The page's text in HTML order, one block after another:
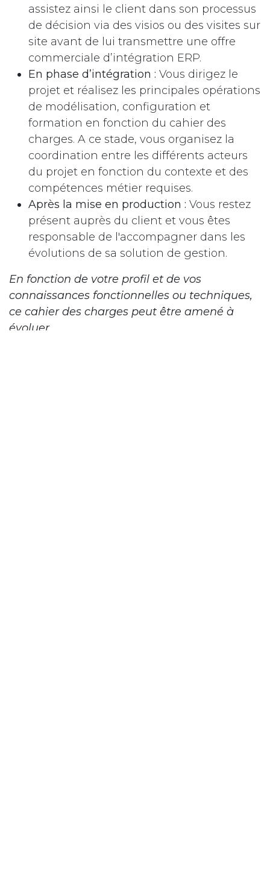
assistez ainsi le client dans son processus
de décision via des visios ou des visites sur
site avant de lui transmettre une offre
commerciale d’intégration ERP.
En phase d’intégration : Vous dirigez le
projet et réalisez les principales opérations
de modélisation, configuration et
formation en fonction du cahier des
charges. A ce stade, vous organisez la
coordination entre les différents acteurs
du projet en fonction du contexte et des
compétences métier requises.
Après la mise en production : Vous restez
présent auprès du client et vous êtes
responsable de l'accompagner dans les
évolutions de sa solution de gestion.
En fonction de votre profil et de vos
connaissances fonctionnelles ou techniques,
ce cahier des charges peut être amené à
évoluer.